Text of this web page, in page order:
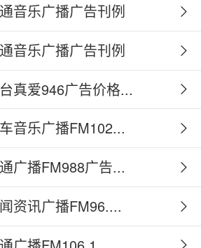
音乐广播广告刊例
音乐广播广告刊例
真爱946广告价格...
音乐广播FM102...
广播FM988广告...
资讯广播FM96....